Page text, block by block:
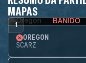
MAPAS
1 BANIDO
OREGON
SCARZ